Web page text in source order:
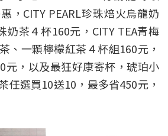
，CITY PEARL珍珠焙火烏龍奶
奶茶４杯160元，CITY TEA青梅
、一顆檸檬紅茶４杯組160元，
元，以及最狂好康寄杯，琥珀小
任選買10送10，最多省450元，